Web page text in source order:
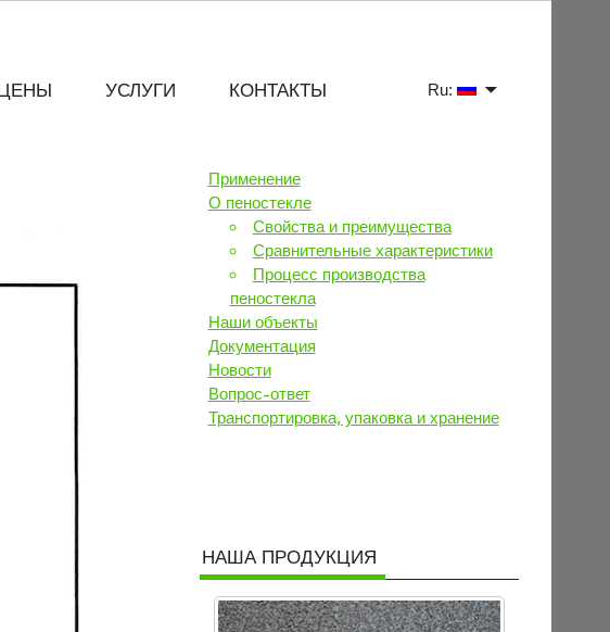
УСЛУГИ КОНТАКТЫ Ru:
Применение
О пеностекле
Свойства и преимущества
Сравнительные характеристики
Процесс производства
пеностекла
Наши объекты
Документация
Новости
Вопрос-ответ
Транспортировка, упаковка и хранение
НАША ПРОДУКЦИЯ